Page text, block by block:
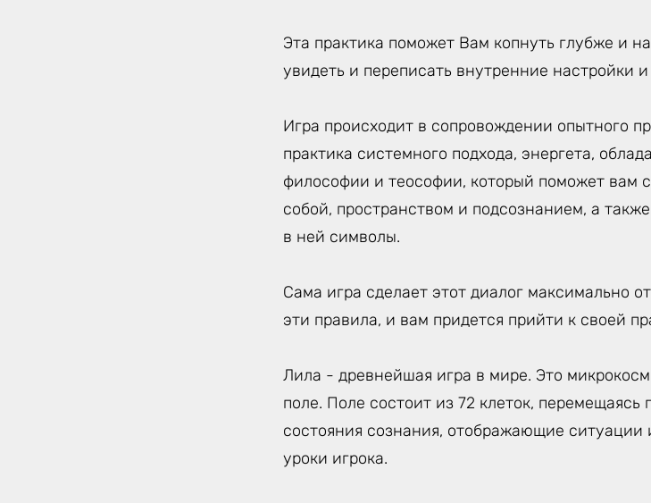
Эта практика поможет Вам копнуть глубже и
увидеть и переписать внутренние настройки
Игра происходит в сопровождении опытного
практика системного подхода, энергета,
философии и теософии, который поможет вам
собой, пространством и подсознанием, а
в ней символы.
Сама игра сделает этот диалог максимально
эти правила, и вам придется прийти к своей
Лила - древнейшая игра в мире. Это
поле. Поле состоит из 72 клеток,
состояния сознания, отображающие
уроки игрока.